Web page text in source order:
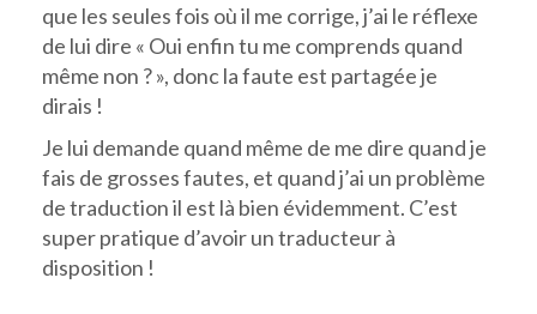
que les seules fois où il me corrige, j’ai le réflexe
de lui dire « Oui enfin tu me comprends quand
même non ? », donc la faute est partagée je
dirais !
Je lui demande quand même de me dire quand je
fais de grosses fautes, et quand j’ai un problème
de traduction il est là bien évidemment. C’est
super pratique d’avoir un traducteur à
disposition !